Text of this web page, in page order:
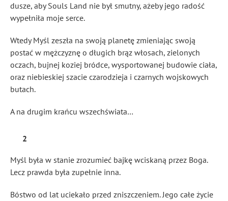
dusze, aby Souls Land nie był smutny, ażeby jego radość
wypełniła moje serce.
Wtedy Myśl zeszła na swoją planetę zmieniając swoją
postać w mężczyznę o długich brąz włosach, zielonych
oczach, bujnej koziej bródce, wysportowanej budowie ciała,
oraz niebieskiej szacie czarodzieja i czarnych wojskowych
butach.
A na drugim krańcu wszechświata…
2
Myśl była w stanie zrozumieć bajkę wciskaną przez Boga.
Lecz prawda była zupełnie inna.
Bóstwo od lat uciekało przed zniszczeniem. Jego całe życie